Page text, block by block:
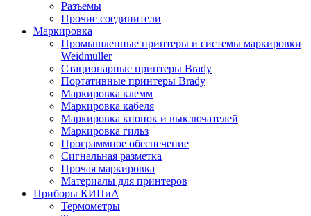
Разъемы
Прочие соединители
Маркировка
Промышленные принтеры и системы маркировки
Weidmuller
Стационарные принтеры Brady
Портативные принтеры Brady
Маркировка клемм
Маркировка кабеля
Маркировка кнопок и выключателей
Маркировка гильз
Программное обеспечение
Сигнальная разметка
Прочая маркировка
Материалы для принтеров
Приборы КИПиА
Термометры